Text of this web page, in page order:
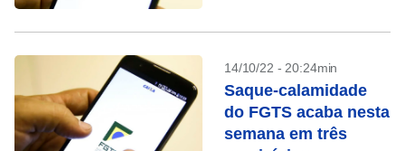
14/10/22 - 20:24min
Saque-calamidade
do FGTS acaba nesta
semana em três